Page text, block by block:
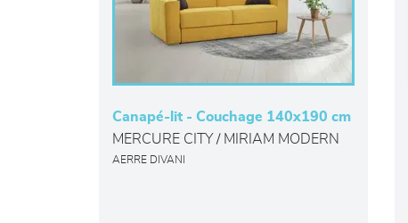
Canapé-lit - Couchage 140x190 cm
MERCURE CITY / MIRIAM MODERN
AERRE DIVANI